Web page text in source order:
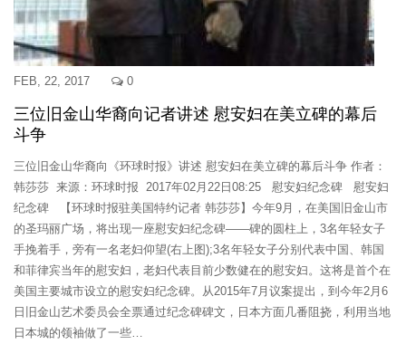
FEB, 22, 2017 0
三位旧金山华裔向记者讲述 慰安妇在美立碑的幕后
斗争
三位旧金山华裔向《环球时报》讲述 慰安妇在美立碑的幕后斗争 作者：
韩莎莎 来源：环球时报 2017年02月22日08:25 慰安妇纪念碑 慰安妇
纪念碑 【环球时报驻美国特约记者 韩莎莎】今年9月，在美国旧金山市
的圣玛丽广场，将出现一座慰安妇纪念碑——碑的圆柱上，3名年轻女子
手挽着手，旁有一名老妇仰望(右上图);3名年轻女子分别代表中国、韩国
和菲律宾当年的慰安妇，老妇代表目前少数健在的慰安妇。这将是首个在
美国主要城市设立的慰安妇纪念碑。从2015年7月议案提出，到今年2月6
日旧金山艺术委员会全票通过纪念碑碑文，日本方面几番阻挠，利用当地
日本城的领袖做了一些…